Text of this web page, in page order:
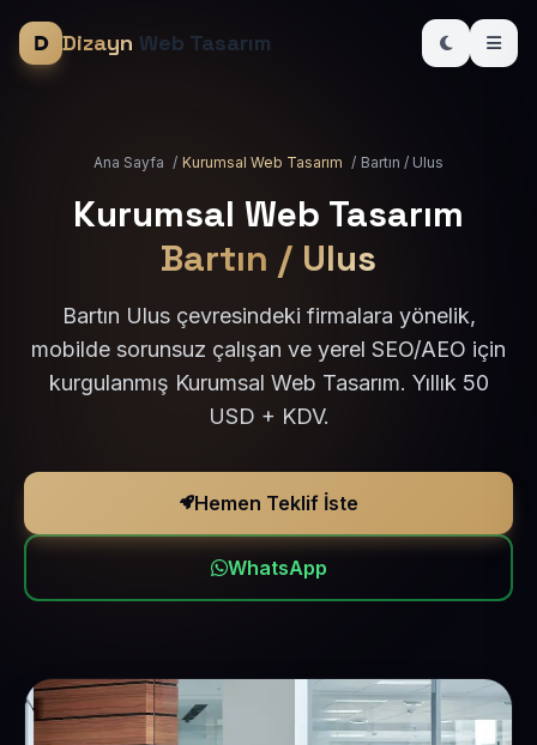
Dizayn Web Tasarım
Ana Sayfa / Kurumsal Web Tasarım / Bartın / Ulus
Kurumsal Web Tasarım
Bartın / Ulus
Bartın Ulus çevresindeki firmalara yönelik,
mobilde sorunsuz çalışan ve yerel SEO/AEO için
kurgulanmış Kurumsal Web Tasarım. Yıllık 50
USD + KDV.
Hemen Teklif İste
WhatsApp